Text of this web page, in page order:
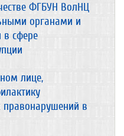
ФГБУН ВолНЦ
органами и
в сфере
лице,
в